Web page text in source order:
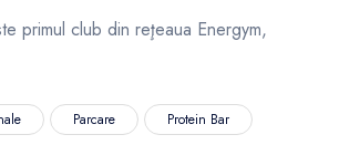
primul club din reţeaua Energym,
Parcare
Protein Bar